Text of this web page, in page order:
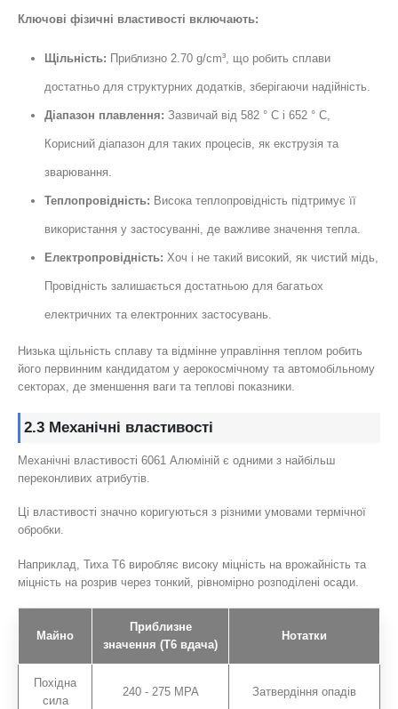
Ключові фізичні властивості включають:
Щільність: Приблизно 2.70 g/cm³, що робить сплави
достатньо для структурних додатків, зберігаючи надійність.
Діапазон плавлення: Зазвичай від 582 ° С і 652 ° C,
Корисний діапазон для таких процесів, як екструзія та
зварювання.
Теплопровідність: Висока теплопровідність підтримує її
використання у застосуванні, де важливе значення тепла.
Електропровідність: Хоч і не такий високий, як чистий мідь,
Провідність залишається достатньою для багатьох
електричних та електронних застосувань.
Низька щільність сплаву та відмінне управління теплом робить
його первинним кандидатом у аерокосмічному та автомобільному
секторах, де зменшення ваги та теплові показники.
2.3 Механічні властивості
Механічні властивості 6061 Алюміній є одними з найбільш
переконливих атрибутів.
Ці властивості значно коригуються з різними умовами термічної
обробки.
Наприклад, Тиха Т6 виробляє високу міцність на врожайність та
міцність на розрив через тонкий, рівномірно розподілені осади.
Майно
Приблизне
значення (T6 вдача)
Нотатки
Похідна
сила
240 - 275 MPA Затвердіння опадів